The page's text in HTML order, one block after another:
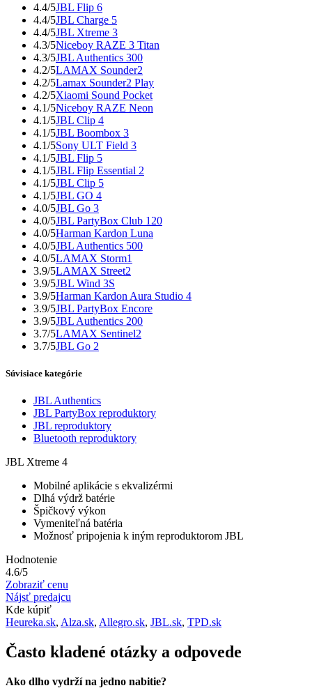
4.4/5JBL Flip 6
4.4/5JBL Charge 5
4.4/5JBL Xtreme 3
4.3/5Niceboy RAZE 3 Titan
4.3/5JBL Authentics 300
4.2/5LAMAX Sounder2
4.2/5Lamax Sounder2 Play
4.2/5Xiaomi Sound Pocket
4.1/5Niceboy RAZE Neon
4.1/5JBL Clip 4
4.1/5JBL Boombox 3
4.1/5Sony ULT Field 3
4.1/5JBL Flip 5
4.1/5JBL Flip Essential 2
4.1/5JBL Clip 5
4.1/5JBL GO 4
4.0/5JBL Go 3
4.0/5JBL PartyBox Club 120
4.0/5Harman Kardon Luna
4.0/5JBL Authentics 500
4.0/5LAMAX Storm1
3.9/5LAMAX Street2
3.9/5JBL Wind 3S
3.9/5Harman Kardon Aura Studio 4
3.9/5JBL PartyBox Encore
3.9/5JBL Authentics 200
3.7/5LAMAX Sentinel2
3.7/5JBL Go 2
Súvisiace kategórie
JBL Authentics
JBL PartyBox reproduktory
JBL reproduktory
Bluetooth reproduktory
JBL Xtreme 4
Mobilné aplikácie s ekvalizérmi
Dlhá výdrž batérie
Špičkový výkon
Vymeniteľná batéria
Možnosť pripojenia k iným reproduktorom JBL
Hodnotenie
4.6/5
Zobraziť cenu
Nájsť predajcu
Kde kúpiť
Heureka.sk, Alza.sk, Allegro.sk, JBL.sk, TPD.sk
Často kladené otázky a odpovede
Ako dlho vydrží na jedno nabitie?